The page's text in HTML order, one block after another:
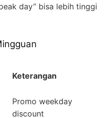
day” bisa lebih tinggi
Keterangan
Promo weekday
discount